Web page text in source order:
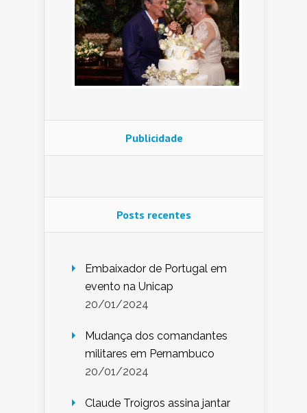
Publicidade
Posts recentes
Embaixador de Portugal em
evento na Unicap
20/01/2024
Mudança dos comandantes
militares em Pernambuco
20/01/2024
Claude Troigros assina jantar